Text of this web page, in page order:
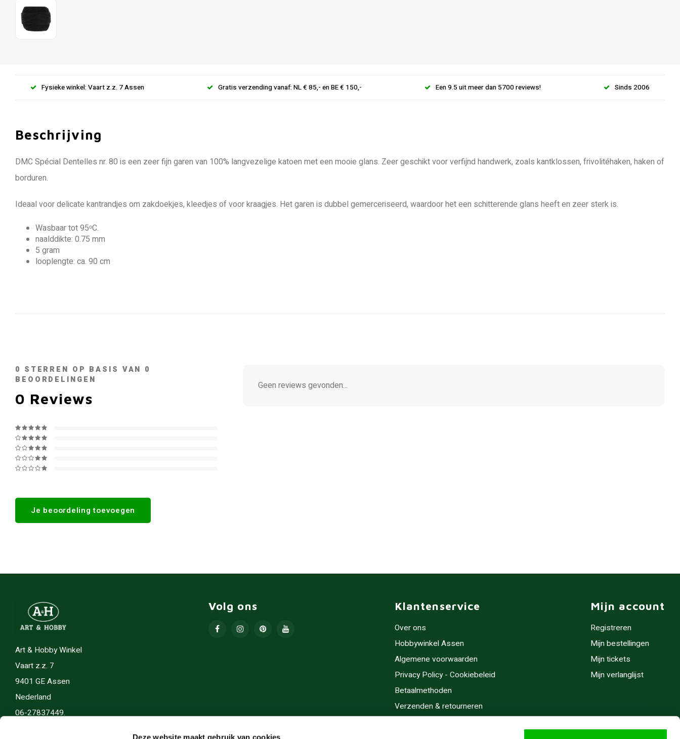
Deze website maakt gebruik van cookies
Fysieke winkel: Vaart z.z. 7 Assen Gratis verzending vanaf: NL € 85,- en BE € 150,- Een 9.5 uit meer dan 5700 reviews! Sinds 2006
Beschrijving
DMC Spécial Dentelles nr. 80 is een zeer fijn garen van 100% langvezelige katoen met een mooie glans. Zeer geschikt voor verfijnd handwerk, zoals kantklossen, frivolitéhaken, haken of
borduren.
Ideaal voor delicate kantrandjes om zakdoekjes, kleedjes of voor kraagjes. Het garen is dubbel gemerceriseerd, waardoor het een schitterende glans heeft en zeer sterk is.
Wasbaar tot 95ᵒC.
naalddikte: 0.75 mm
5 gram
looplengte: ca. 90 cm
0 STERREN OP BASIS VAN 0
BEOORDELINGEN
0 Reviews
Je beoordeling toevoegen
Geen reviews gevonden...
Art & Hobby Winkel
Vaart z.z. 7
9401 GE Assen
Nederland
06-27837449.
Volg ons Klantenservice
Over ons
Hobbywinkel Assen
Algemene voorwaarden
Privacy Policy - Cookiebeleid
Betaalmethoden
Verzenden & retourneren
Mijn account
Registreren
Mijn bestellingen
Mijn tickets
Mijn verlanglijst